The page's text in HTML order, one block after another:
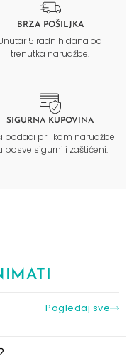
BRZA POŠILJKA
5 radnih dana od
trenutka narudžbe.
SIGURNA KUPOVINA
podaci prilikom narudžbe
posve sigurni i zaštićeni.
Pogledaj sve